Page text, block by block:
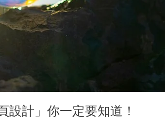
設計」你一定要知道！